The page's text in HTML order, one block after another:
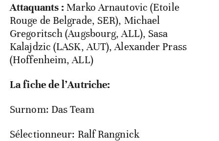
Attaquants : Marko Arnautovic (Etoile
Rouge de Belgrade, SER), Michael
Gregoritsch (Augsbourg, ALL), Sasa
Kalajdzic (LASK, AUT), Alexander Prass
(Hoffenheim, ALL)
La fiche de l’Autriche:
Surnom: Das Team
Sélectionneur: Ralf Rangnick